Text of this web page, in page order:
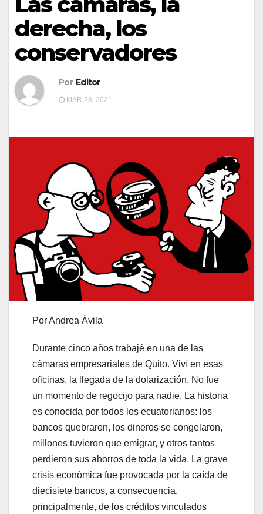
derecha, los
conservadores
Por Editor
MAR 28, 2021
Por Andrea Ávila
Durante cinco años trabajé en una de las
cámaras empresariales de Quito. Viví en esas
oficinas, la llegada de la dolarización. No fue
un momento de regocijo para nadie. La historia
es conocida por todos los ecuatorianos: los
bancos quebraron, los dineros se congelaron,
millones tuvieron que emigrar, y otros tantos
perdieron sus ahorros de toda la vida. La grave
crisis económica fue provocada por la caída de
diecisiete bancos, a consecuencia,
principalmente, de los créditos vinculados